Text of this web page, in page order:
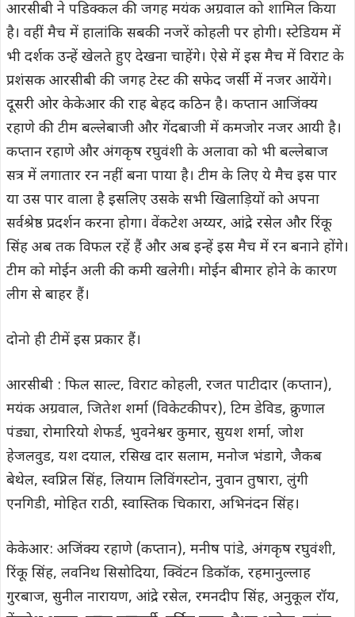
आरसीबी ने पडिक्कल की जगह मयंक अग्रवाल को शामिल किया
है। वहीं मैच में हालांकि सबकी नजरें कोहली पर होगी। स्टेडियम में
भी दर्शक उन्हें खेलते हुए देखना चाहेंगे। ऐसे में इस मैच में विराट के
प्रशंसक आरसीबी की जगह टेस्ट की सफेद जर्सी में नजर आयेंगे।
दूसरी ओर केकेआर की राह बेहद कठिन है। कप्तान आजिंक्य
रहाणे की टीम बल्लेबाजी और गेंदबाजी में कमजोर नजर आयी है।
कप्तान रहाणे और अंगकृष रघुवंशी के अलावा को भी बल्लेबाज
सत्र में लगातार रन नहीं बना पाया है। टीम के लिए ये मैच इस पार
या उस पार वाला है इसलिए उसके सभी खिलाड़ियों को अपना
सर्वश्रेष्ठ प्रदर्शन करना होगा। वेंकटेश अय्यर, आंद्रे रसेल और रिंकू
सिंह अब तक विफल रहें हैं और अब इन्हें इस मैच में रन बनाने होंगे।
टीम को मोईन अली की कमी खलेगी। मोईन बीमार होने के कारण
लीग से बाहर हैं।
दोनो ही टीमें इस प्रकार हैं।
आरसीबी : फिल साल्ट, विराट कोहली, रजत पाटीदार (कप्तान),
मयंक अग्रवाल, जितेश शर्मा (विकेटकीपर), टिम डेविड, क्रुणाल
पंड्या, रोमारियो शेफर्ड, भुवनेश्वर कुमार, सुयश शर्मा, जोश
हेजलवुड, यश दयाल, रसिख दार सलाम, मनोज भंडागे, जैकब
बेथेल, स्वप्निल सिंह, लियाम लिविंगस्टोन, नुवान तुषारा, लुंगी
एनगिडी, मोहित राठी, स्वास्तिक चिकारा, अभिनंदन सिंह।
केकेआर: अजिंक्य रहाणे (कप्तान), मनीष पांडे, अंगकृष रघुवंशी,
रिंकू सिंह, लवनिथ सिसोदिया, क्विंटन डिकॉक, रहमानुल्लाह
गुरबाज, सुनील नारायण, आंद्रे रसेल, रमनदीप सिंह, अनुकूल रॉय,